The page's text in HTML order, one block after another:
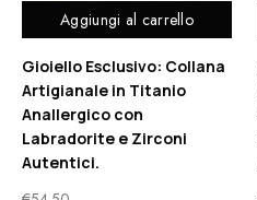
Aggiungi al carrello
Gioiello Esclusivo: Collana
Artigianale in Titanio
Anallergico con
Labradorite e Zirconi
Autentici.